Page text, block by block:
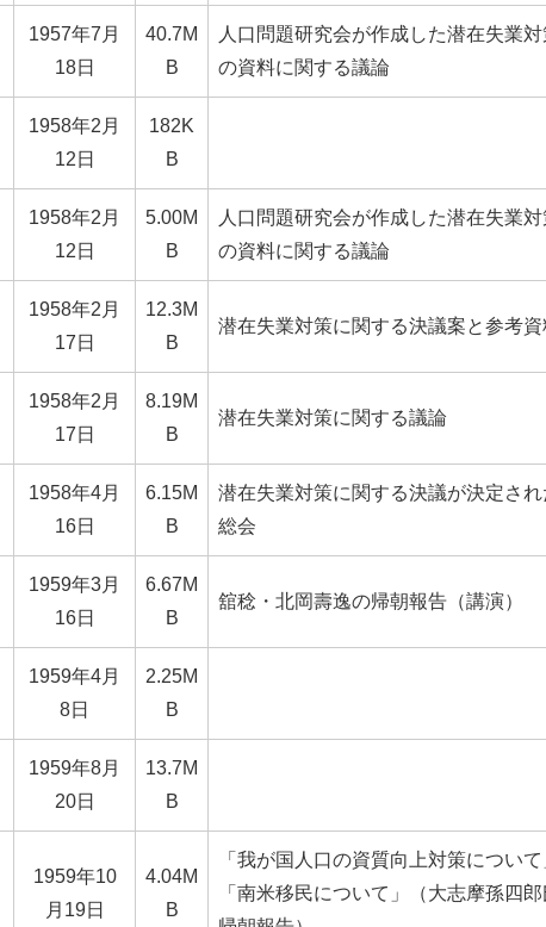
1957年7月
18日
40.7M
B
人口問題研究会が作成した潜在失業
の資料に関する議論
1958年2月
12日
182K
B
1958年2月
12日
5.00M
B
人口問題研究会が作成した潜在失業
の資料に関する議論
1958年2月
17日
12.3M
B
潜在失業対策に関する決議案と参考資
1958年2月
17日
8.19M
B
潜在失業対策に関する議論
1958年4月
16日
6.15M
B
潜在失業対策に関する決議が決定され
総会
1959年3月
16日
6.67M
B
舘稔・北岡壽逸の帰朝報告（講演）
1959年4月
8日
2.25M
B
1959年8月
20日
13.7M
B
1959年10
月19日
4.04M
B
「我が国人口の資質向上対策につい
「南米移民について」（大志摩孫四